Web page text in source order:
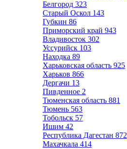
Белгород 323
Старый Оскол 143
Губкин 86
Приморский край 943
Владивосток 302
Уссурийск 103
Находка 89
Харьковская область 925
Харьков 866
Дергачи 13
Пивденное 2
Тюменская область 881
Тюмень 563
Тобольск 57
Ишим 42
Республика Дагестан 872
Махачкала 414